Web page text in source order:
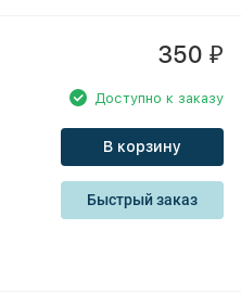
350 ₽
Доступно к заказу
В корзину
Быстрый заказ